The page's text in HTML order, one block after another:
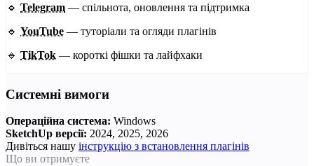
🔹 Telegram — спільнота, оновлення та підтримка
🔹 YouTube — туторіали та огляди плагінів
🔹 TikTok — короткі фішки та лайфхаки
Системні вимоги
Операційна система: Windows
SketchUp версії: 2024, 2025, 2026
Дивіться нашу інструкцію з встановлення плагінів
Що ви отримуєте